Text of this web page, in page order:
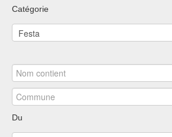
Catégorie
Du